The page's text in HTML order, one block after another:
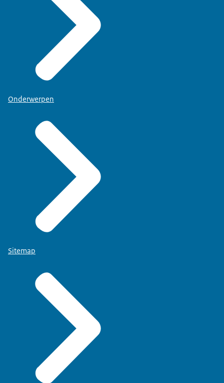
Onderwerpen
Sitemap